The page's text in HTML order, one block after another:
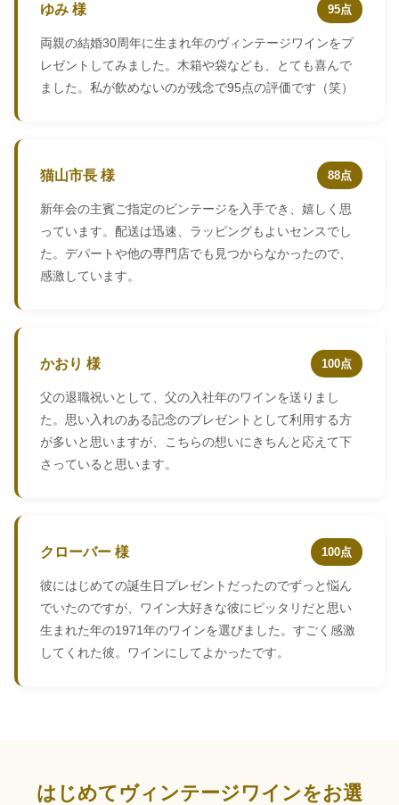
ゆみ 様 95点
両親の結婚30周年に生まれ年のヴィンテージワインをプ
レゼントしてみました。木箱や袋なども、とても喜んで
ました。私が飲めないのが残念で95点の評価です（笑）
猫山市長 様 88点
新年会の主賓ご指定のビンテージを入手でき、嬉しく思
っています。配送は迅速、ラッピングもよいセンスでし
た。デパートや他の専門店でも見つからなかったので、
感激しています。
かおり 様 100点
父の退職祝いとして、父の入社年のワインを送りまし
た。思い入れのある記念のプレゼントとして利用する方
が多いと思いますが、こちらの想いにきちんと応えて下
さっていると思います。
クローバー 様 100点
彼にはじめての誕生日プレゼントだったのでずっと悩ん
でいたのですが、ワイン大好きな彼にピッタリだと思い
生まれた年の1971年のワインを選びました。すごく感激
してくれた彼。ワインにしてよかったです。
はじめてヴィンテージワインをお選